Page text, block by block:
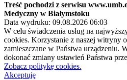
Treść pochodzi z serwisu
Medyczny w Białymstoku
Data wydruku: 09.08.2026 06:03
W celu świadczenia usług na
cookies. Korzystanie z naszej witryny
zamieszczane w Państwa urządzeniu.
dokonać zmiany ustawień Państwa
Zobacz politykę cookies.
Akceptuję